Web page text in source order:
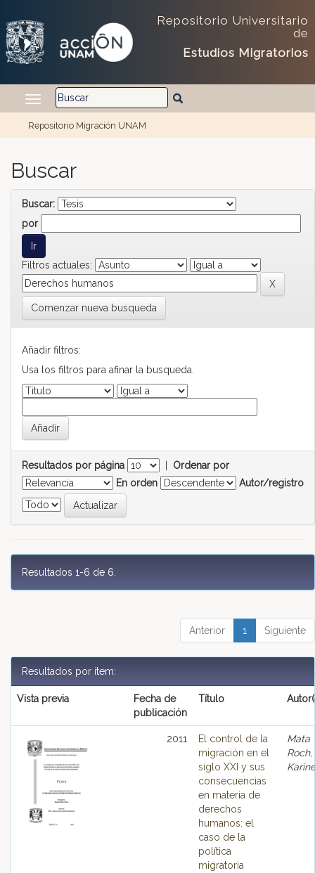
Repositorio Universitario
de
Estudios Migratorios
Repositorio Migración UNAM
Buscar
Buscar:
por
Filtros actuales:
Comenzar nueva busqueda
Añadir filtros:
Usa los filtros para afinar la busqueda.
Resultados por página
Ordenar por
En orden
Autor/registro
Resultados 1-6 de 6.
Anterior 1 Siguiente
Resultados por ítem:
Vista previa
Fecha de
publicación
Título
2011
El control de la
migración en el
siglo XXI y sus
consecuencias
en materia de
derechos
humanos: el
caso de la
política
migratoria
Mata
Roch,
Karine